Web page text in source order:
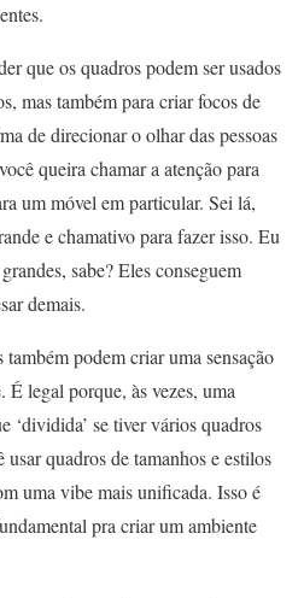
que os quadros podem ser usados
mas também para criar focos de
de direcionar o olhar das pessoas
queira chamar a atenção para
um móvel em particular. Sei lá,
e chamativo para fazer isso. Eu
sabe? Eles conseguem
demais.
podem criar uma sensação
legal porque, às vezes, uma
‘dividida’ se tiver vários quadros
usar quadros de tamanhos e estilos
uma vibe mais unificada. Isso é
pra criar um ambiente